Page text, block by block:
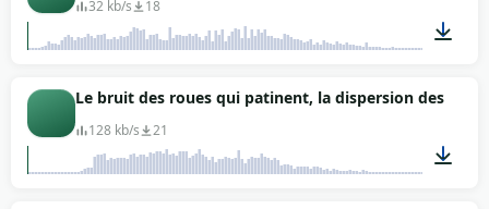
32 kb/s 18
00:03
Le bruit des roues qui patinent, la dispersion des
128 kb/s 21